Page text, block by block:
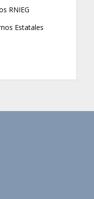
RNIEG
Estatales